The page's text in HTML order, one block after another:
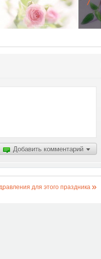
Добавить комментарий
для этого праздника